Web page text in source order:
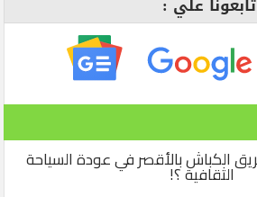
الكباش بالأقصر في عودة السياحة
الثقافية ؟!